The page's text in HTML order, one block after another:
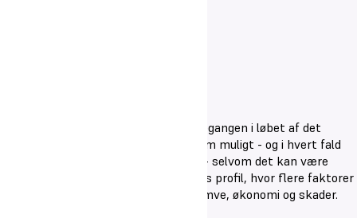
Andelen af elever, som afbryder skolegangen i løbet af det
første år, skal mindskes så meget som muligt - og i hvert fald
gerne ligge nær landsgennemsnittet - selvom det kan være
vanskeligt for en kostskole med vores profil, hvor flere faktorer
er i spil såsom familietilknytning, hjemve, økonomi og skader.